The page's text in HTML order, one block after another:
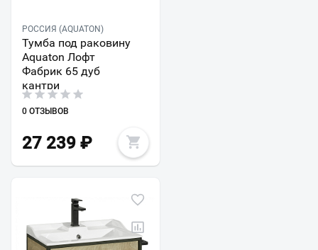
РОССИЯ (AQUATON)
Тумба под раковину
Aquaton Лофт
Фабрик 65 дуб
кантри
0 ОТЗЫВОВ
27 239 ₽